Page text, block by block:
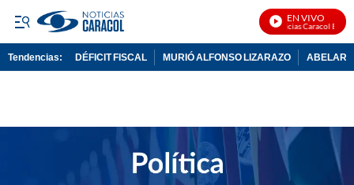
EN VIVO
Noticias Caracol En Vivo
Tendencias: DÉFICIT FISCAL MURIÓ ALFONSO LIZARAZO